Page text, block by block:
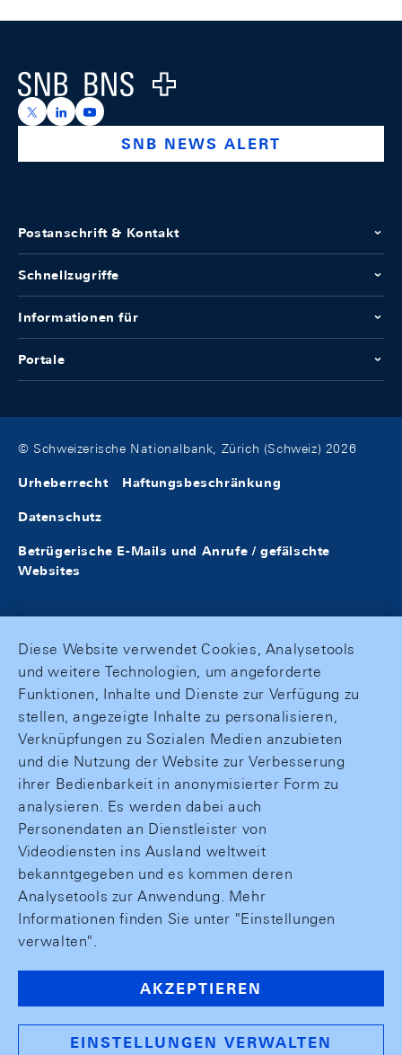
Logo
https://x.com/snb_bns
https://ch.linkedin.com/company/swiss-national-
https://www.youtube.com/@swissnationalbank
SNB NEWS ALERT
Postanschrift & Kontakt
Schnellzugriffe
Informationen für
Portale
© Schweizerische Nationalbank, Zürich (Schweiz) 2026
Urheberrecht Haftungsbeschränkung
Datenschutz
Betrügerische E-Mails und Anrufe / gefälschte
Websites
Diese Website verwendet Cookies, Analysetools
und weitere Technologien, um angeforderte
Funktionen, Inhalte und Dienste zur Verfügung zu
stellen, angezeigte Inhalte zu personalisieren,
Verknüpfungen zu Sozialen Medien anzubieten
und die Nutzung der Website zur Verbesserung
ihrer Bedienbarkeit in anonymisierter Form zu
analysieren. Es werden dabei auch
Personendaten an Dienstleister von
Videodiensten ins Ausland weltweit
bekanntgegeben und es kommen deren
Analysetools zur Anwendung. Mehr
Informationen finden Sie unter "Einstellungen
verwalten".
AKZEPTIEREN
EINSTELLUNGEN VERWALTEN